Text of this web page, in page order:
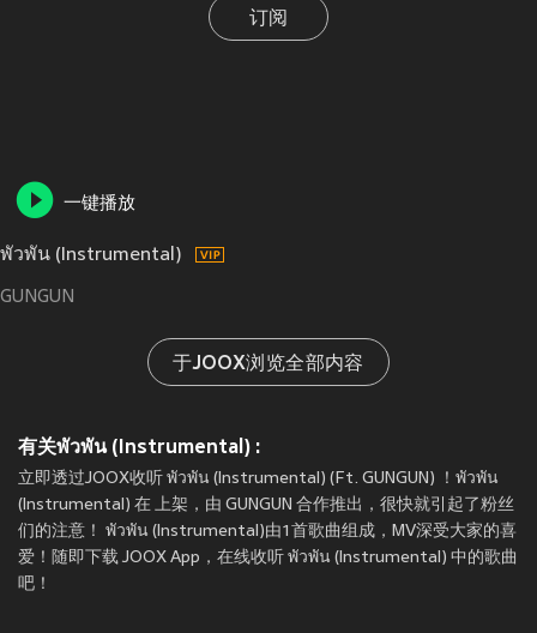
订阅
一键播放
พัวพัน (Instrumental)
GUNGUN
于JOOX浏览全部内容
有关พัวพัน (Instrumental) :
立即透过JOOX收听 พัวพัน (Instrumental) (Ft. GUNGUN) ！พัวพัน
(Instrumental) 在 上架，由 GUNGUN 合作推出，很快就引起了粉丝
们的注意！ พัวพัน (Instrumental)由1首歌曲组成，MV深受大家的喜
爱！随即下载 JOOX App，在线收听 พัวพัน (Instrumental) 中的歌曲
吧！